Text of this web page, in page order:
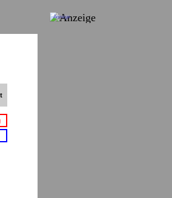
Anzeige